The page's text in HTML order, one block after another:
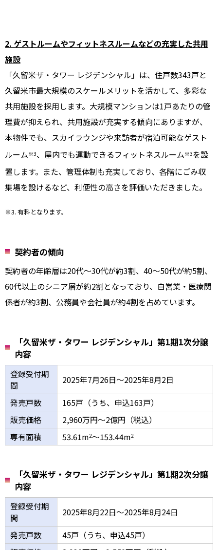
2. ゲストルームやフィットネスルームなどの充実した共用
施設
「久留米ザ・タワー レジデンシャル」は、住戸数343戸と
久留米市最大規模のスケールメリットを活かして、多彩な
共用施設を採用します。大規模マンションは1戸あたりの管
理費が抑えられ、共用施設が充実する傾向にありますが、
本物件でも、スカイラウンジや来訪者が宿泊可能なゲスト
ルーム※3、屋内でも運動できるフィットネスルーム※3を設
置します。また、管理体制も充実しており、各階にごみ収
集場を設けるなど、利便性の高さを評価いただきました。
※3. 有料となります。
契約者の傾向
契約者の年齢層は20代～30代が約3割、40～50代が約5割、
60代以上のシニア層が約2割となっており、自営業・医療関
係者が約3割、公務員や会社員が約4割を占めています。
「久留米ザ・タワー レジデンシャル」第1期1次分譲
内容
登録受付期
間
2025年7月26日～2025年8月2日
発売戸数
165戸（うち、申込163戸）
販売価格
2,960万円～2億円（税込）
専有面積
53.61m2～153.44m2
「久留米ザ・タワー レジデンシャル」第1期2次分譲
内容
登録受付期
間
2025年8月22日～2025年8月24日
発売戸数
45戸（うち、申込45戸）